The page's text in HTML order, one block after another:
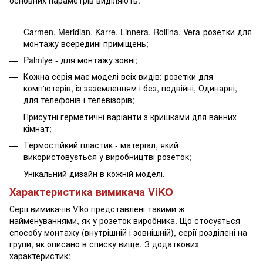
Carmen, Meridian, Karre, Linnera, Rollina, Vera-розетки для
монтажу всередині приміщень;
Palmiye - для монтажу зовні;
Кожна серія має моделі всіх видів: розетки для
комп'ютерів, із заземленням і без, подвійні, Одинарні,
для телефонів і телевізорів;
Присутні герметичні варіанти з кришками для ванних
кімнат;
Термостійкий пластик - матеріал, який
використовується у виробництві розеток;
Унікальний дизайн в кожній моделі.
Характеристика вимикача ViKO
Серії вимикачів Viko представлені такими ж
найменуваннями, як у розеток виробника. Що стосується
способу монтажу (внутрішній і зовнішній), серії розділені на
групи, як описано в списку вище. З додаткових
характеристик: